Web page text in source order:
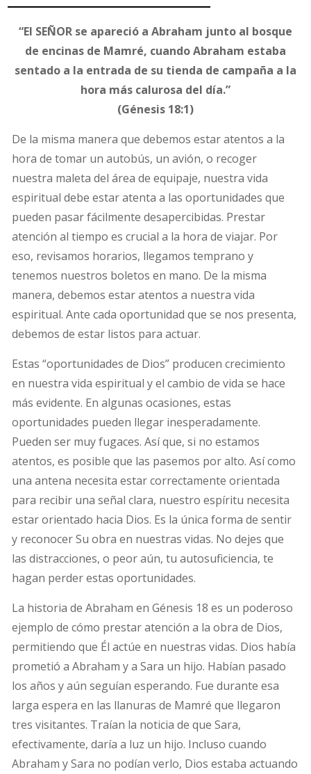
“El SEÑOR se apareció a Abraham junto al bosque
de encinas de Mamré, cuando Abraham estaba
sentado a la entrada de su tienda de campaña a la
hora más calurosa del día.”
(Génesis 18:1)
De la misma manera que debemos estar atentos a la
hora de tomar un autobús, un avión, o recoger
nuestra maleta del área de equipaje, nuestra vida
espiritual debe estar atenta a las oportunidades que
pueden pasar fácilmente desapercibidas. Prestar
atención al tiempo es crucial a la hora de viajar. Por
eso, revisamos horarios, llegamos temprano y
tenemos nuestros boletos en mano. De la misma
manera, debemos estar atentos a nuestra vida
espiritual. Ante cada oportunidad que se nos presenta,
debemos de estar listos para actuar.
Estas “oportunidades de Dios” producen crecimiento
en nuestra vida espiritual y el cambio de vida se hace
más evidente. En algunas ocasiones, estas
oportunidades pueden llegar inesperadamente.
Pueden ser muy fugaces. Así que, si no estamos
atentos, es posible que las pasemos por alto. Así como
una antena necesita estar correctamente orientada
para recibir una señal clara, nuestro espíritu necesita
estar orientado hacia Dios. Es la única forma de sentir
y reconocer Su obra en nuestras vidas. No dejes que
las distracciones, o peor aún, tu autosuficiencia, te
hagan perder estas oportunidades.
La historia de Abraham en Génesis 18 es un poderoso
ejemplo de cómo prestar atención a la obra de Dios,
permitiendo que Él actúe en nuestras vidas. Dios había
prometió a Abraham y a Sara un hijo. Habían pasado
los años y aún seguían esperando. Fue durante esa
larga espera en las llanuras de Mamré que llegaron
tres visitantes. Traían la noticia de que Sara,
efectivamente, daría a luz un hijo. Incluso cuando
Abraham y Sara no podían verlo, Dios estaba actuando